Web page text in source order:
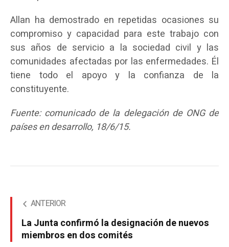
Allan ha demostrado en repetidas ocasiones su
compromiso y capacidad para este trabajo con
sus años de servicio a la sociedad civil y las
comunidades afectadas por las enfermedades. Él
tiene todo el apoyo y la confianza de la
constituyente.
Fuente: comunicado de la delegación de ONG de
países en desarrollo, 18/6/15.
ANTERIOR
La Junta confirmó la designación de nuevos
miembros en dos comités